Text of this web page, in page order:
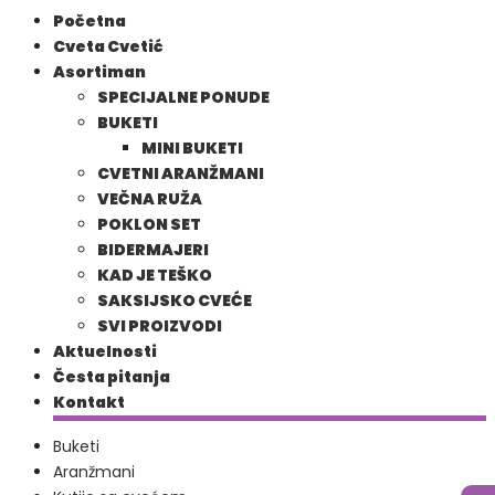
Početna
Cveta Cvetić
Asortiman
SPECIJALNE PONUDE
BUKETI
MINI BUKETI
CVETNI ARANŽMANI
VEČNA RUŽA
POKLON SET
BIDERMAJERI
KAD JE TEŠKO
SAKSIJSKO CVEĆE
SVI PROIZVODI
Aktuelnosti
Česta pitanja
Kontakt
Buketi
Aranžmani